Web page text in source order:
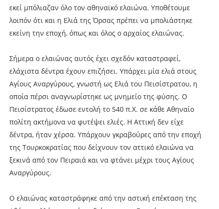
εκεί μπόλιαζαν όλο τον αθηναϊκό ελαιώνα. Υποθέτουμε
λοιπόν ότι και η Ελιά της Όρσας πρέπει να μπολιάστηκε
εκείνη την εποχή, όπως και όλος ο αρχαίος ελαιώνας.
Σήμερα ο ελαιώνας αυτός έχει σχεδόν καταστραφεί,
ελάχιστα δέντρα έχουν επιζήσει. Υπάρχει μία ελιά στους
Αγίους Αναργύρους, γνωστή ως Ελιά του Πεισίστρατου, η
οποία πέρσι αναγνωρίστηκε ως μνημείο της φύσης. Ο
Πεισίστρατος έδωσε εντολή το 540 π.Χ. σε κάθε Αθηναίο
πολίτη ακτήμονα να φυτέψει ελιές. Η Αττική δεν είχε
δέντρα, ήταν χέρσα. Υπάρχουν γκραβούρες από την εποχή
της Τουρκοκρατίας που δείχνουν τον αττικό ελαιώνα να
ξεκινά από τον Πειραιά και να φτάνει μέχρι τους Αγίους
Αναργύρους.
Ο ελαιώνας καταστράφηκε από την αστική επέκταση της